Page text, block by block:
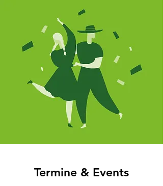
Termine & Events